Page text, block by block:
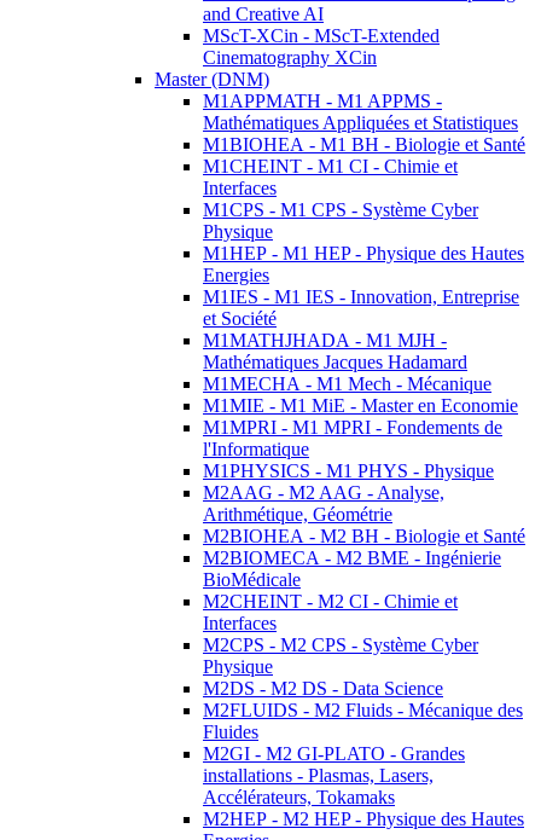
and Creative AI
MScT-XCin - MScT-Extended
Cinematography XCin
Master (DNM)
M1APPMATH - M1 APPMS -
Mathématiques Appliquées et Statistiques
M1BIOHEA - M1 BH - Biologie et Santé
M1CHEINT - M1 CI - Chimie et
Interfaces
M1CPS - M1 CPS - Système Cyber
Physique
M1HEP - M1 HEP - Physique des Hautes
Energies
M1IES - M1 IES - Innovation, Entreprise
et Société
M1MATHJHADA - M1 MJH -
Mathématiques Jacques Hadamard
M1MECHA - M1 Mech - Mécanique
M1MIE - M1 MiE - Master en Economie
M1MPRI - M1 MPRI - Fondements de
l'Informatique
M1PHYSICS - M1 PHYS - Physique
M2AAG - M2 AAG - Analyse,
Arithmétique, Géométrie
M2BIOHEA - M2 BH - Biologie et Santé
M2BIOMECA - M2 BME - Ingénierie
BioMédicale
M2CHEINT - M2 CI - Chimie et
Interfaces
M2CPS - M2 CPS - Système Cyber
Physique
M2DS - M2 DS - Data Science
M2FLUIDS - M2 Fluids - Mécanique des
Fluides
M2GI - M2 GI-PLATO - Grandes
installations - Plasmas, Lasers,
Accélérateurs, Tokamaks
M2HEP - M2 HEP - Physique des Hautes